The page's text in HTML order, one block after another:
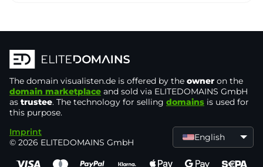
The domain visualisten.de is offered by the owner on the
domain marketplace and sold via ELITEDOMAINS GmbH
as trustee. The technology for selling domains is used for
this purpose.
Imprint
© 2026 ELITEDOMAINS GmbH
English